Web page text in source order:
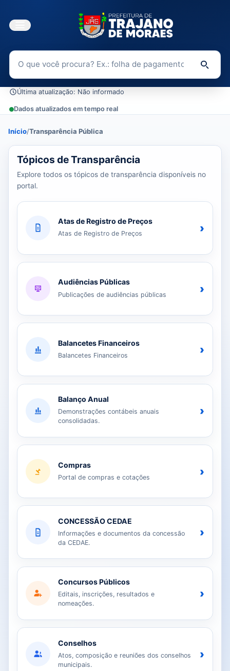
Buscar no Portal da Transparência
Última atualização: Não informado
Dados atualizados em tempo real
Início/Transparência Pública
0 tópicos carregados do banco de dados.
Tópicos de Transparência
Explore todos os tópicos de transparência disponíveis no
portal.
Atas de Registro de Preços
Atas de Registro de Preços ›
Audiências Públicas
Publicações de audiências públicas ›
Balancetes Financeiros
Balancetes Financeiros ›
Balanço Anual
Demonstrações contábeis anuais
consolidadas.
›
Compras
Portal de compras e cotações ›
CONCESSÃO CEDAE
Informações e documentos da concessão
da CEDAE.
›
Concursos Públicos
Editais, inscrições, resultados e
nomeações.
›
Conselhos
Atos, composição e reuniões dos conselhos
municipais.
›